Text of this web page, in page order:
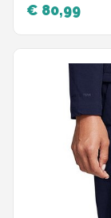
€ 80,99